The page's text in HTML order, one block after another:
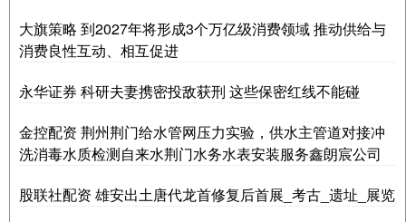
大旗策略 到2027年将形成3个万亿级消费领域 推动供给与
消费良性互动、相互促进
永华证券 科研夫妻携密投敌获刑 这些保密红线不能碰
金控配资 荆州荆门给水管网压力实验，供水主管道对接冲
洗消毒水质检测自来水荆门水务水表安装服务鑫朗宸公司
股联社配资 雄安出土唐代龙首修复后首展_考古_遗址_展览